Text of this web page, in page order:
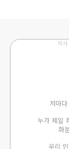
작
저마
누가 제일
화
우리